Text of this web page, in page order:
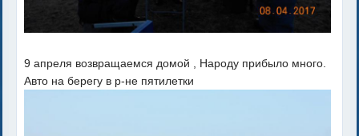
9 апреля возвращаемся домой , Народу прибыло много.
Авто на берегу в р-не пятилетки